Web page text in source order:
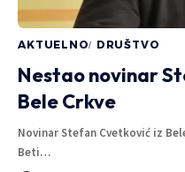
AKTUELNO DRUŠTVO
Nestao novinar
Bele Crkve
Novinar Stefan Cvetković iz
Beti…